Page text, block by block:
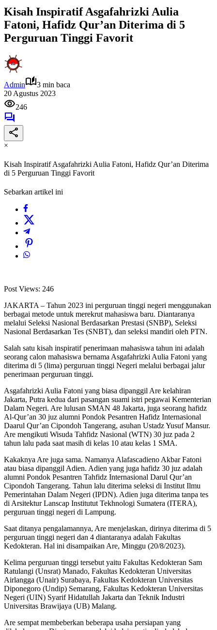
Kisah Inspiratif Asgafahrizki Aulia
Fatoni, Hafidz Qur’an Diterima di 5
Perguruan Tinggi Favorit
Admin
3 min baca
20 Agustus 2023
246
×
Kisah Inspiratif Asgafahrizki Aulia Fatoni, Hafidz Qur’an Diterima
di 5 Perguruan Tinggi Favorit
Sebarkan artikel ini
Post Views: 246
JAKARTA – Tahun 2023 ini perguruan tinggi negeri menggunakan
berbagai metode untuk merekrut mahasiswa baru. Diantaranya
melalui Seleksi Nasional Berdasarkan Prestasi (SNBP), Seleksi
Nasional Berdasarkan Tes (SNBT), dan seleksi mandiri oleh PTN.
Salah satu kisah inspiratif penerimaan mahasiswa tahun ini adalah
seorang calon mahasiswa bernama Asgafahrizki Aulia Fatoni yang
diterima di 5 (lima) perguruan tinggi Negeri melalui berbagai jalur
penerimaan perguruan tinggi.
Asgafahrizki Aulia Fatoni yang biasa dipanggil Are kelahiran
Jakarta, Putra kedua dari pasangan suami istri pegawai Kementerian
Dalam Negeri. Are lulusan SMAN 48 Jakarta, juga seorang hafidz
Al-Qur’an 30 juz alumni Pondok Pesantren Hafidz Internasional
Daarul Qur’an Cipondoh Tangerang, asuhan Ustadz Yusuf Mansur.
Are mengikuti Wisuda Tahfidz Nasional (WTN) 30 juz pada 2
tahun lalu pada saat masih di kelas 10 atau kelas 1 SMA.
Kakaknya Are juga sama. Namanya Alafascadieno Akbar Fatoni
atau biasa dipanggil Adien. Adien yang juga hafidz 30 juz adalah
alumni Pondok Pesantren Tahfidz Internasional Darul Qur’an
Cipondoh Tangerang. Tahun lalu diterima seleksi di Institut Ilmu
Pemerintahan Dalam Negeri (IPDN). Adien juga diterima tanpa tes
di Arsitektur Lanscap Institutut Tekhnologi Sumatera (ITERA),
perguruan tinggi negeri di Lampung.
Saat ditanya pengalamannya, Are menjelaskan, dirinya diterima di 5
perguruan tinggi negeri dan 4 diantaranya adalah Fakultas
Kedokteran. Hal ini disampaikan Are, Minggu (20/8/2023).
Kelima perguruan tinggi tersebut yaitu Fakultas Kedokteran Sam
Ratulangi (Unsrat) Manado, Fakultas Kedokteran Universitas
Airlangga (Unair) Surabaya, Fakultas Kedokteran Universitas
Diponegoro (Undip) Semarang, Fakultas Kedokteran Universitas
Negeri (UIN) Syarif Hidatullah Jakarta dan Teknik Industri
Universitas Brawijaya (UB) Malang.
Are sempat membeberkan beberapa usaha persiapan yang